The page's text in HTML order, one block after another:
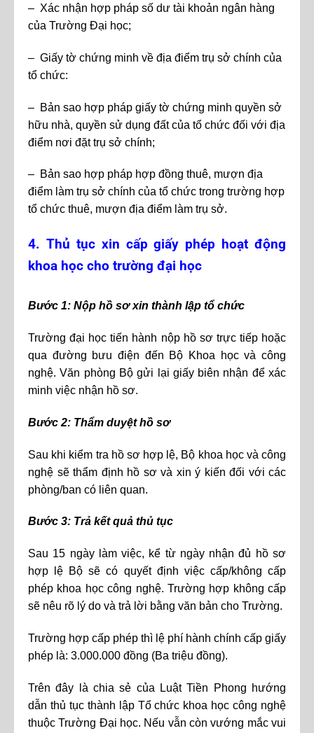
– Xác nhận hợp pháp số dư tài khoản ngân hàng
của Trường Đại học;
– Giấy tờ chứng minh về địa điểm trụ sở chính của
tổ chức:
– Bản sao hợp pháp giấy tờ chứng minh quyền sở
hữu nhà, quyền sử dụng đất của tổ chức đối với địa
điểm nơi đặt trụ sở chính;
– Bản sao hợp pháp hợp đồng thuê, mượn địa
điểm làm trụ sở chính của tổ chức trong trường hợp
tổ chức thuê, mượn địa điểm làm trụ sở.
4. Thủ tục xin cấp giấy phép hoạt động
khoa học cho trường đại học
Bước 1: Nộp hồ sơ xin thành lập tổ chức
Trường đại học tiến hành nộp hồ sơ trực tiếp hoặc
qua đường bưu điện đến Bộ Khoa học và công
nghệ. Văn phòng Bộ gửi lại giấy biên nhận để xác
minh việc nhận hồ sơ.
Bước 2: Thẩm duyệt hồ sơ
Sau khi kiểm tra hồ sơ hợp lệ, Bộ khoa học và công
nghệ sẽ thẩm định hồ sơ và xin ý kiến đối với các
phòng/ban có liên quan.
Bước 3: Trả kết quả thủ tục
Sau 15 ngày làm việc, kể từ ngày nhận đủ hồ sơ
hợp lệ Bộ sẽ có quyết định việc cấp/không cấp
phép khoa học công nghệ. Trường hợp không cấp
sẽ nêu rõ lý do và trả lời bằng văn bản cho Trường.
Trường hợp cấp phép thì lệ phí hành chính cấp giấy
phép là: 3.000.000 đồng (Ba triệu đồng).
Trên đây là chia sẻ của Luật Tiền Phong hướng
dẫn thủ tục thành lập Tổ chức khoa học công nghệ
thuộc Trường Đại học. Nếu vẫn còn vướng mắc vui